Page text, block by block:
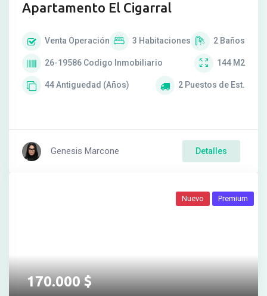
Apartamento El Cigarral
Venta Operación 3 Habitaciones 2 Baños
26-19586 Codigo Inmobiliario 144 M2
44Antiguedad (Años) 2 Puestos de Est.
Genesis Marcone Detalles
170.000$
Nuevo Premium